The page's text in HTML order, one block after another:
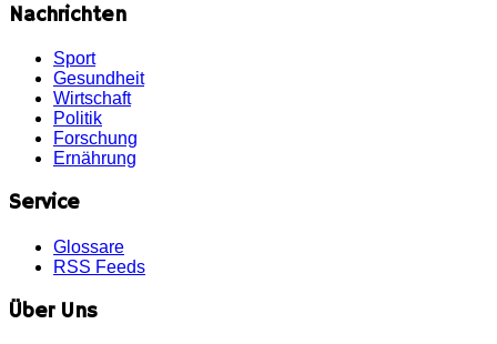
Nachrichten
Sport
Gesundheit
Wirtschaft
Politik
Forschung
Ernährung
Service
Glossare
RSS Feeds
Über Uns